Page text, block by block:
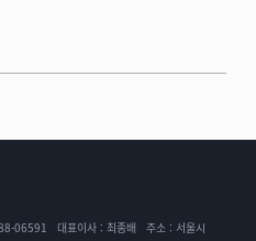
06591 대표이사 : 최종배 주소 : 서울시